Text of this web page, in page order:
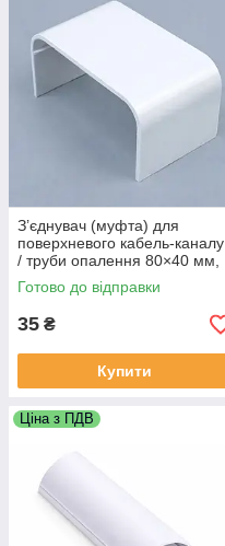
З’єднувач (муфта) для
поверхневого кабель-каналу
/ труби опалення 80×40 мм,
білий
Готово до відправки
35 ₴
Купити
Ціна з ПДВ